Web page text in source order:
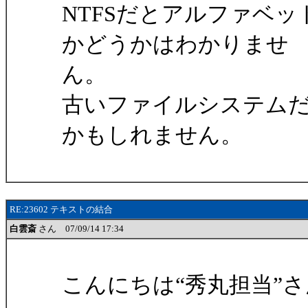
NTFSだとアルファベ
かどうかはわかりませ
ん。
古いファイルシステム
かもしれません。
RE:23602 テキストの結合
白雲斎 さん 07/09/14 17:34
こんにちは“秀丸担当”